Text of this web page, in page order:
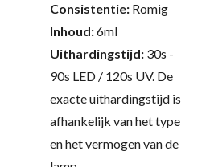
Consistentie: Romig
Inhoud:6ml
Uithardingstijd: 30s -
90s LED / 120s UV. De
exacte uithardingstijd is
afhankelijk van het type
en het vermogen van de